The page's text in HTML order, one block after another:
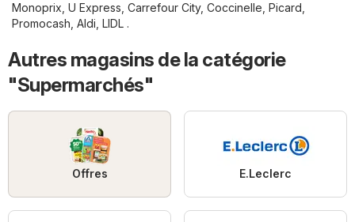
Monoprix U Express Carrefour City, Coccinelle Picard
Promocash Aldi LIDL .
Autres magasins de la catégorie
"Supermarchés"
Offres E.Leclerc